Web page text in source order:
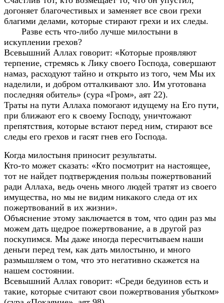
догоняет благочестивых и заменяет все свои грехи
благими делами, которые стирают грехи и их следы.
Разве есть что-либо лучше милостыни в
искуплении грехов?
Всевышний Аллах говорит: «Которые проявляют
терпение, стремясь к Лику своего Господа, совершают
намаз, расходуют тайно и открыто из того, чем Мы их
наделили, и добром отталкивают зло. Им уготована
последняя обитель» (сура «Гром», аят 22).
Траты на пути Аллаха помогают идущему на Его пути,
при ближают его к своему Господу, уничтожают
препятствия, которые встают перед ним, стирают все
следы его грехов и гасят гнев его Господа.
Когда милостыня приносит результаты.
Кто-то может сказать: «Кто посмотрит на настоящее,
тот не найдет подтверждения пользы пожертвований
ради Аллаха, ведь очень много людей тратят из своего
имущества, но мы не видим никакого следа от их
пожертвований в их жизни».
Объяснение этому заключается в том, что один раз мы
можем дать щедрое пожертвование, а в другой раз
поскупимся. Мы даже иногда пересчитываем наши
деньги перед тем, как дать милостыню, и много
размышляем о том, что это негативно скажется на
нашем состоянии.
Всевышний Аллах говорит: «Среди бедуинов есть и
такие, которые считают свои пожертвования убытком»